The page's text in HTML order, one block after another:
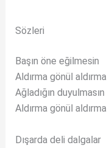
Sözleri
Başın öne eğilmesin
Aldırma gönül aldırma
Ağladığın duyulmasın
Aldırma gönül aldırma
Dışarda deli dalgalar